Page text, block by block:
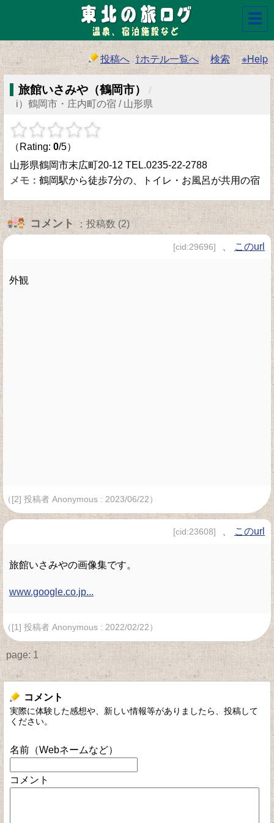
投稿へ ⇧ホテル一覧へ 検索 ※Help
旅館いさみや（鶴岡市）
/
i）鶴岡市・庄内町の宿 / 山形県
（Rating: 0/5）
山形県鶴岡市末広町20-12 TEL.0235-22-2788
鶴岡駅から徒歩7分の、トイレ・お風呂が共用の宿
コメント：投稿数 (2)
[cid:29696] このurl
外観
（[2] 投稿者 Anonymous : 2023/06/22）
[cid:23608] このurl
旅館いさみやの画像集です。
www.google.co.jp...
（[1] 投稿者 Anonymous : 2022/02/22）
page: 1
コメント
実際に体験した感想や、新しい情報等がありましたら、投稿して
ください。
名前（Webネームなど）
コメント
☰